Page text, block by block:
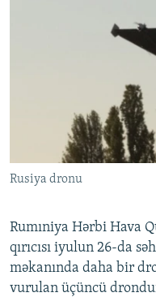
Rusiya dronu
Rumıniya Hərbi Hava
qırıcısı iyulun 26-da
məkanında daha bir
vurulan üçüncü